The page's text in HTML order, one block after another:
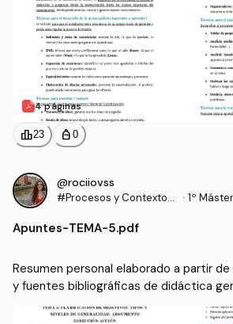
4 páginas
leaderboard23 personal_bag 0
@rociiovss
#Procesos y Contextos
· 1º
onal y
omas
Apuntes-TEMA-5.pdf
Resumen personal elaborado a partir
y fuentes bibliográficas de didáctica
caciones originales y ejemplos